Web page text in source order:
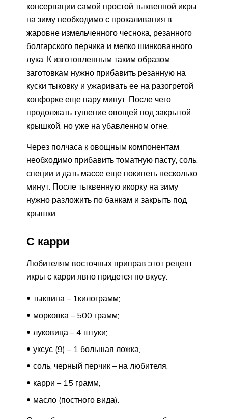
консервации самой простой тыквенной икры
на зиму необходимо с прокаливания в
жаровне измельченного чеснока, резанного
болгарского перчика и мелко шинкованного
лука. К изготовленным таким образом
заготовкам нужно прибавить резанную на
куски тыковку и ужаривать ее на разогретой
конфорке еще пару минут. После чего
продолжать тушение овощей под закрытой
крышкой, но уже на убавленном огне.
Через полчаса к овощным компонентам
необходимо прибавить томатную пасту, соль,
специи и дать массе еще покипеть несколько
минут. После тыквенную икорку на зиму
нужно разложить по банкам и закрыть под
крышки.
С карри
Любителям восточных приправ этот рецепт
икры с карри явно придется по вкусу.
тыквина – 1килограмм;
морковка – 500 грамм;
луковица – 4 штуки;
уксус (9) – 1 большая ложка;
соль, черный перчик – на любителя;
карри – 15 грамм;
масло (постного вида).